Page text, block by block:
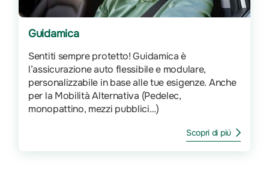
Guidamica
Sentiti sempre protetto! Guidamica è
l’assicurazione auto flessibile e modulare,
personalizzabile in base alle tue esigenze. Anche
per la Mobilità Alternativa (Pedelec,
monopattino, mezzi pubblici…)
Scopri di piú